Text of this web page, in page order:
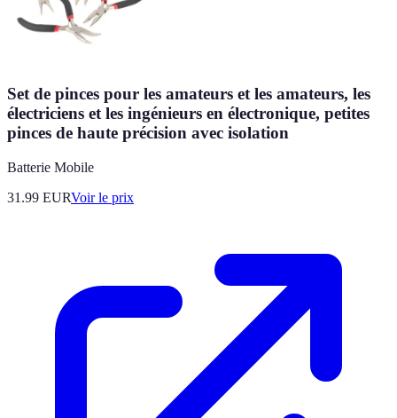
Set de pinces pour les amateurs et les amateurs, les
électriciens et les ingénieurs en électronique, petites
pinces de haute précision avec isolation
Batterie Mobile
31.99 EURVoir le prix